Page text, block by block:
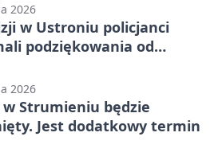
2026
w Ustroniu policjanci
podziękowania od
2026
w Strumieniu będzie
Jest dodatkowy termin